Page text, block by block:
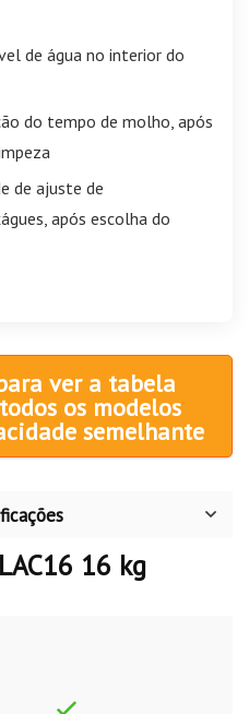
de água no interior do
do tempo de molho, após
de ajuste de
após escolha do
ver a tabela
os modelos
semelhante
16 kg